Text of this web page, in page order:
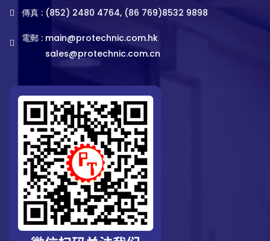
傳真 : (852) 2480 4764, (86 769)8532 9898
電郵 : main@protechnic.com.hk
sales@protechnic.com.cn